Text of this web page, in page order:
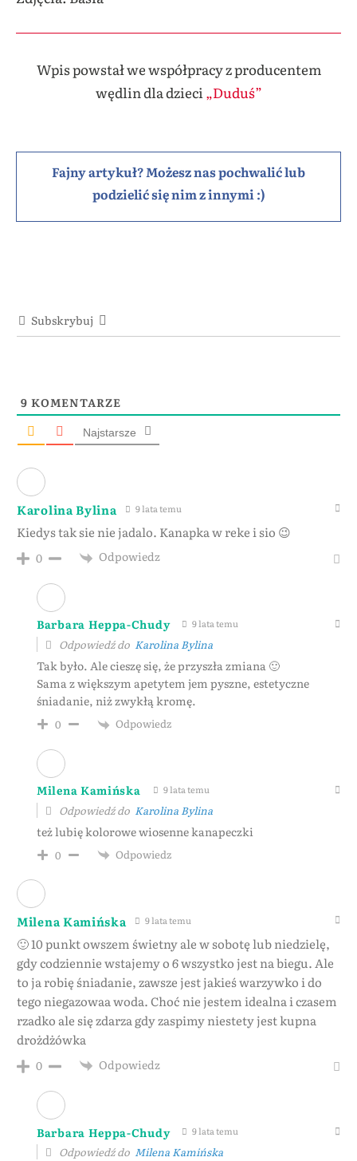
Wpis powstał we współpracy z producentem
wędlin dla dzieci „Duduś”
Fajny artykuł? Możesz nas pochwalić lub
podzielić się nim z innymi :)
Subskrybuj
9 KOMENTARZE
Najstarsze
Karolina Bylina 9 lata temu
Kiedys tak sie nie jadalo. Kanapka w reke i sio 😉
0 Odpowiedz
Barbara Heppa-Chudy 9 lata temu
Odpowiedź do Karolina Bylina
Tak było. Ale cieszę się, że przyszła zmiana 🙂
Sama z większym apetytem jem pyszne, estetyczne
śniadanie, niż zwykłą kromę.
0 Odpowiedz
Milena Kamińska 9 lata temu
Odpowiedź do Karolina Bylina
też lubię kolorowe wiosenne kanapeczki
0 Odpowiedz
Milena Kamińska 9 lata temu
🙂 10 punkt owszem świetny ale w sobotę lub niedzielę,
gdy codziennie wstajemy o 6 wszystko jest na biegu. Ale
to ja robię śniadanie, zawsze jest jakieś warzywko i do
tego niegazowaa woda. Choć nie jestem idealna i czasem
rzadko ale się zdarza gdy zaspimy niestety jest kupna
drożdżówka
0 Odpowiedz
Barbara Heppa-Chudy 9 lata temu
Odpowiedź do Milena Kamińska